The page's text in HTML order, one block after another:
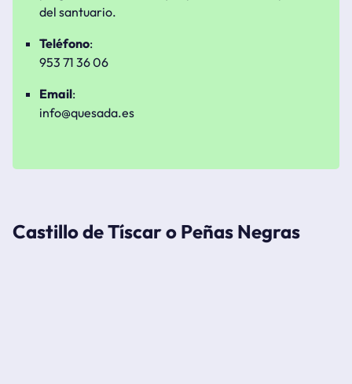
del santuario.
Teléfono:
953 71 36 06
Email:
info@quesada.es
Castillo de Tíscar o Peñas Negras